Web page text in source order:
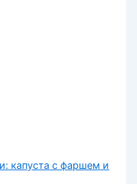
капуста с фаршем и